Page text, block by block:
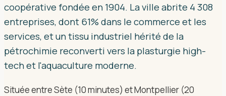
coopérative fondée en 1904. La ville abrite 4 308
entreprises, dont 61% dans le commerce et les
services, et un tissu industriel hérité de la
pétrochimie reconverti vers la plasturgie high-
tech et l'aquaculture moderne.
Située entre Sète (10 minutes) et Montpellier (20